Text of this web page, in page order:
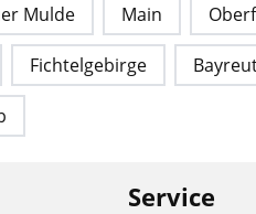
Mulde Main
Fichtelgebirge
Service